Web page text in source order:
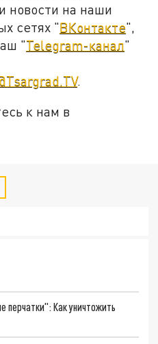
новости на наши
сетях "ВКонтакте",
"Telegram-канал"
.
к нам в
перчатки": Как уничтожить